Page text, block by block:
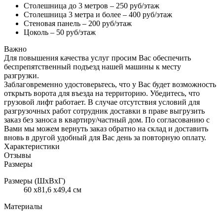
Столешница до 3 метров – 250 руб/этаж
Столешница 3 метра и более – 400 руб/этаж
Стеновая панель – 200 руб/этаж
Цоколь – 50 руб/этаж
Важно
Для повышения качества услуг просим Вас обеспечить
беспрепятственный подъезд нашей машины к месту
разгрузки.
Заблаговременно удостоверьтесь, что у Вас будет возможность
открыть ворота для въезда на территорию. Убедитесь, что
грузовой лифт работает. В случае отсутствия условий для
разгрузочных работ сотрудник доставки в праве выгрузить
заказ без заноса в квартиру/частный дом. По согласованию с
Вами мы можем вернуть заказ обратно на склад и доставить
вновь в другой удобный для Вас день за повторную оплату.
Характеристики
Отзывы
Размеры
Размеры (ШхВхГ)
60 x81,6 x49,4 см
Материалы